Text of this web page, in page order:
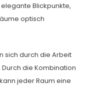
Blickpunkte,
optisch
sich durch die Arbeit
die Kombination
jeder Raum eine